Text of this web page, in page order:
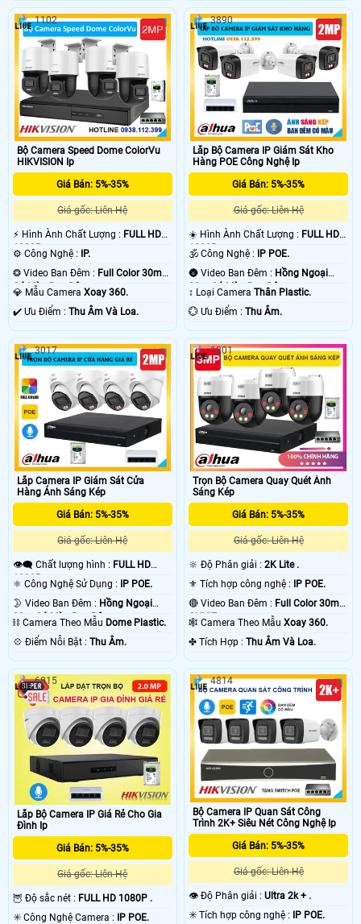
Bộ Camera Speed Dome ColorVu
HIKVISION Ip
Giá Bán: 5%-35%
Giá gốc: Liên Hệ
️⚡ Hình Ành Chất Lượng : FULL HD
1080P .
⚙ Công Nghệ :
IP.
❂ Video Ban Đêm : Full Color 30m
Có Màu Ban Ðêm.
💎 Mẫu Camera Xoay 360.
️✔️ Ưu Điểm : Thu Âm Và Loa.
1102
Lắp Bộ Camera IP Giám Sát Kho
Hàng POE Công Nghệ Ip
Giá Bán: 5%-35%
Giá gốc: Liên Hệ
☀️ Hình Ành Chất Lượng : FULL HD
1080P .
🕉️ Công Nghệ :
IP POE.
🌚 Video Ban Đêm : Hồng Ngoại
30m Có Màu Ban Ðêm.
↕️ Loại CameraThân Plastic.
️💮 Ưu Điểm :Thu Âm.
3890
Lắp Camera IP Giám Sát Cửa
Hàng Ánh Sáng Kép
Giá Bán: 5%-35%
Giá gốc: Liên Hệ
👁️‍🗨 Chất lượng hình : FULL HD
1080P .
⚛️ Công Nghệ Sử Dụng :
IP POE.
🌛 Video Ban Đêm : Hồng Ngoại
30m Có Màu Ban Ðêm.
⛓ Camera Theo Mẫu Dome Plastic.
️💠 Điểm Nỗi Bật : Thu Âm.
3017
Trọn Bộ Camera Quay Quét Ánh
Sáng Kép
Giá Bán: 5%-35%
Giá gốc: Liên Hệ
🔆 Độ Phân giải :2K Lite .
⚜️ Tích hợp công nghệ :
IP POE.
🔴 Video Ban Đêm : Full Color 30m
ONVIF.🕸️ Camera Theo MẫuXoay 360.
️✤ Tích Hợp :Thu Âm Và Loa.
1201
Lắp Bộ Camera IP Giá Rẻ Cho Gia
Đình Ip
Giá Bán: 5%-35%
Giá gốc: Liên Hệ
🦉 Độ sắc nét : FULL HD 1080P .
✳️ Công Nghệ Camera : IP POE.
6815
Bộ Camera IP Quan Sát Công
Trình 2K+ Siêu Nét Công Nghệ Ip
Giá Bán: 5%-35%
Giá gốc: Liên Hệ
👁 Độ Phân giải :Ultra 2k + .
✳️ Tích hợp công nghệ : IP POE.
4814